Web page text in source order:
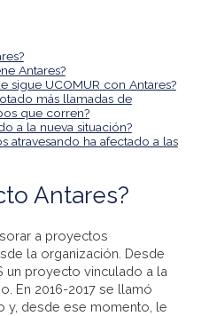
Antares?
sigue UCOMUR con Antares?
más llamadas de
que corren?
a la nueva situación?
atravesando ha afectado a las
Antares?
a proyectos
la organización. Desde
un proyecto vinculado a la
En 2016-2017 se llamó
y, desde ese momento, le